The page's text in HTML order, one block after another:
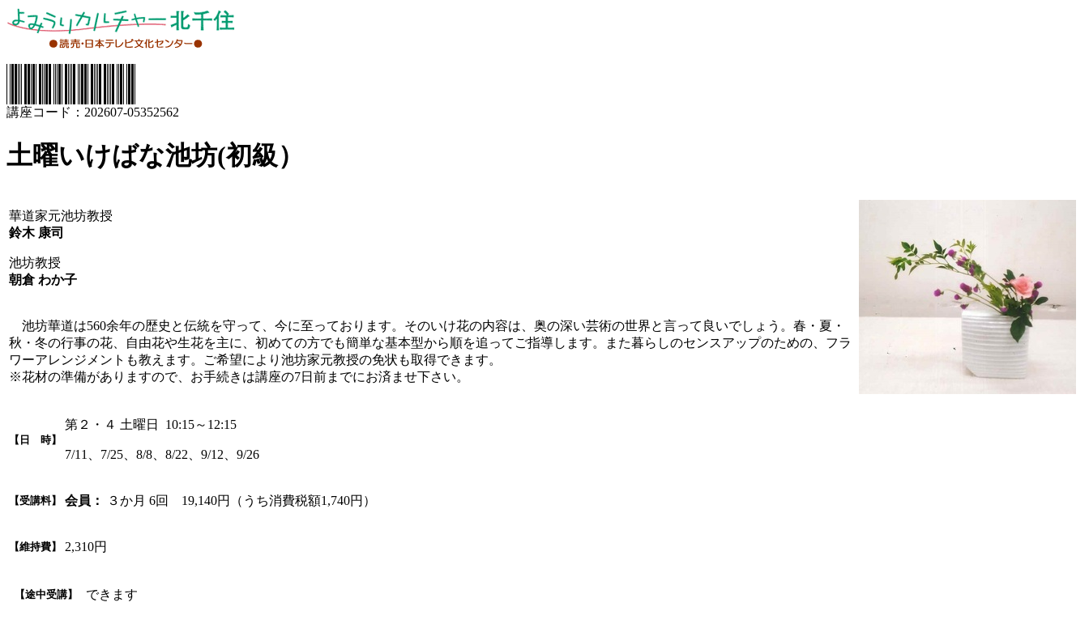
講座コード：202607-05352562
土曜いけばな池坊(初級）
華道家元池坊教授
鈴木 康司
池坊教授
朝倉 わか子
池坊華道は560余年の歴史と伝統を守って、今に至っております。そのいけ花の内容は、奥の深い芸術の世界と言って良いでしょう。春・夏・
秋・冬の行事の花、自由花や生花を主に、初めての方でも簡単な基本型から順を追ってご指導します。また暮らしのセンスアップのための、フラ
ワーアレンジメントも教えます。ご希望により池坊家元教授の免状も取得できます。
※花材の準備がありますので、お手続きは講座の7日前までにお済ませ下さい。
【日 時】
第２・４ 土曜日 10:15～12:15
7/11、7/25、8/8、8/22、9/12、9/26
【受講料】 会員： ３か月 6回 19,140円（うち消費税額1,740円）
【維持費】 2,310円
【途中受講】 できます